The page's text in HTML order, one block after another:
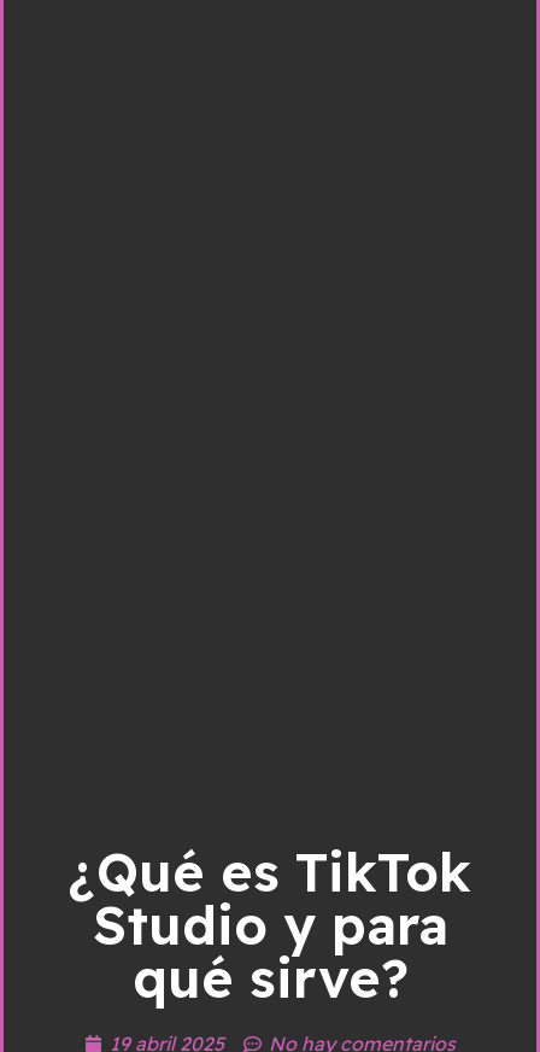
¿Qué es TikTok
Studio y para
qué sirve?
19 abril 2025 No hay comentarios